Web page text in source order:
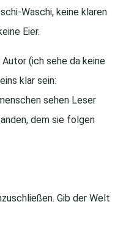
Waschi, keine klaren
Eier.
(ich sehe da keine
klar sein:
sehen Leser
dem sie folgen
Gib der Welt